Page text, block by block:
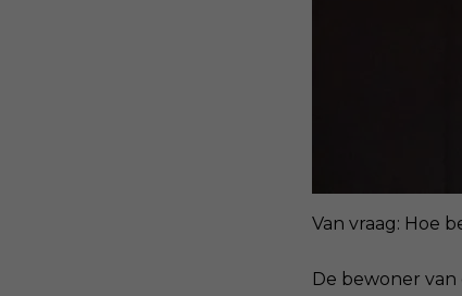
Van vraag: Hoe
De bewoner